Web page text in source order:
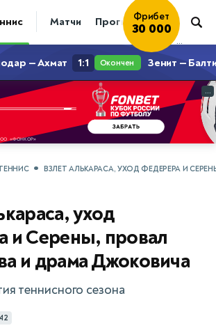
Матчи Прогнозы Новости
Фрибет
30 000
...
...
ВЗЛЕТ АЛЬКАРАСА, УХОД ФЕДЕРЕРА И
уход
и Серены, провал
и драма Джоковича
теннисного сезона